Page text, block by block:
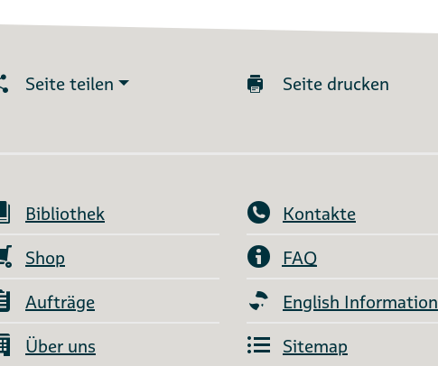
Seite teilen Seite drucken
Bibliothek Kontakte
Shop
FAQ
Aufträge
English Information
Über uns
Sitemap